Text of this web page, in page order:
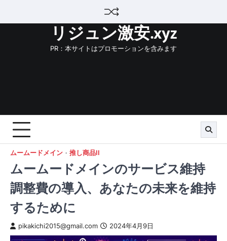
リジュン激安.xyz
PR：本サイトはプロモーションを含みます
ムームードメイン 推し商品II
ムームードメインのサービス維持
調整費の導入、あなたの未来を維持
するために
pikakichi2015@gmail.com 2024年4月9日